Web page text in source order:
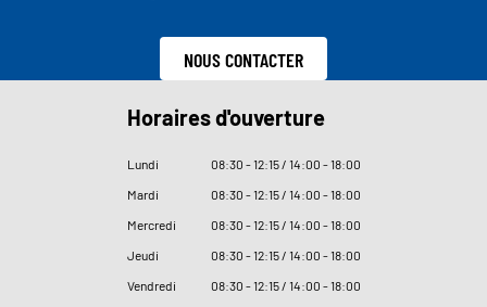
NOUS CONTACTER
Horaires d'ouverture
Lundi 08:30 - 12:15 / 14:00 - 18:00
Mardi
08:30 - 12:15 / 14:00 - 18:00
Mercredi
08:30 - 12:15 / 14:00 - 18:00
Jeudi
08:30 - 12:15 / 14:00 - 18:00
Vendredi
08:30 - 12:15 / 14:00 - 18:00